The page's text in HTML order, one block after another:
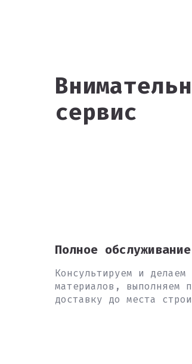
сервис
Полное обслуживание
Консультируем и делаем
материалов, выполняем
доставку до места